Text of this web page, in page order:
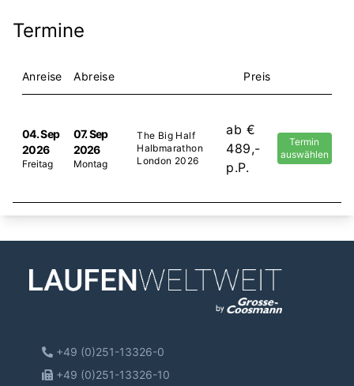
Termine
Anreise Abreise Preis
04. Sep
2026
Freitag
07. Sep
2026
Montag
The Big Half
Halbmarathon
London 2026
ab €
489,-
p.P.
Termin
auswählen
+49 (0)251-13326-0
+49 (0)251-13326-10